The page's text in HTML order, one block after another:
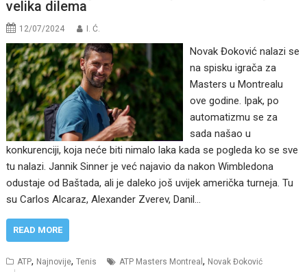
velika dilema
12/07/2024 I. Ć.
Novak Đoković nalazi se
na spisku igrača za
Masters u Montrealu
ove godine. Ipak, po
automatizmu se za
sada našao u
konkurenciji, koja neće biti nimalo laka kada se pogleda ko se sve
tu nalazi. Jannik Sinner je već najavio da nakon Wimbledona
odustaje od Baštada, ali je daleko još uvijek američka turneja. Tu
su Carlos Alcaraz, Alexander Zverev, Danil…
READ MORE
ATP, Najnovije,Tenis ATP Masters Montreal, Novak Đoković